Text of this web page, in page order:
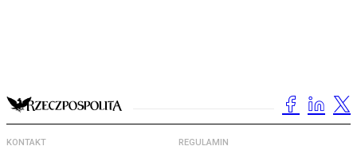
KONTAKT REGULAMIN